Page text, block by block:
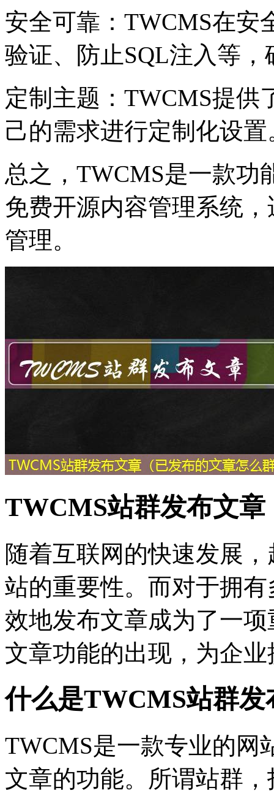
安全可靠：TWCMS在安
验证、防止SQL注入等
定制主题：TWCMS提供
己的需求进行定制化设置
总之，TWCMS是一款功
免费开源内容管理系统
管理。
TWCMS站群发布文章
随着互联网的快速发展
站的重要性。而对于拥
效地发布文章成为了一
文章功能的出现，为企
什么是TWCMS站群发
TWCMS是一款专业的网
文章的功能。所谓站群